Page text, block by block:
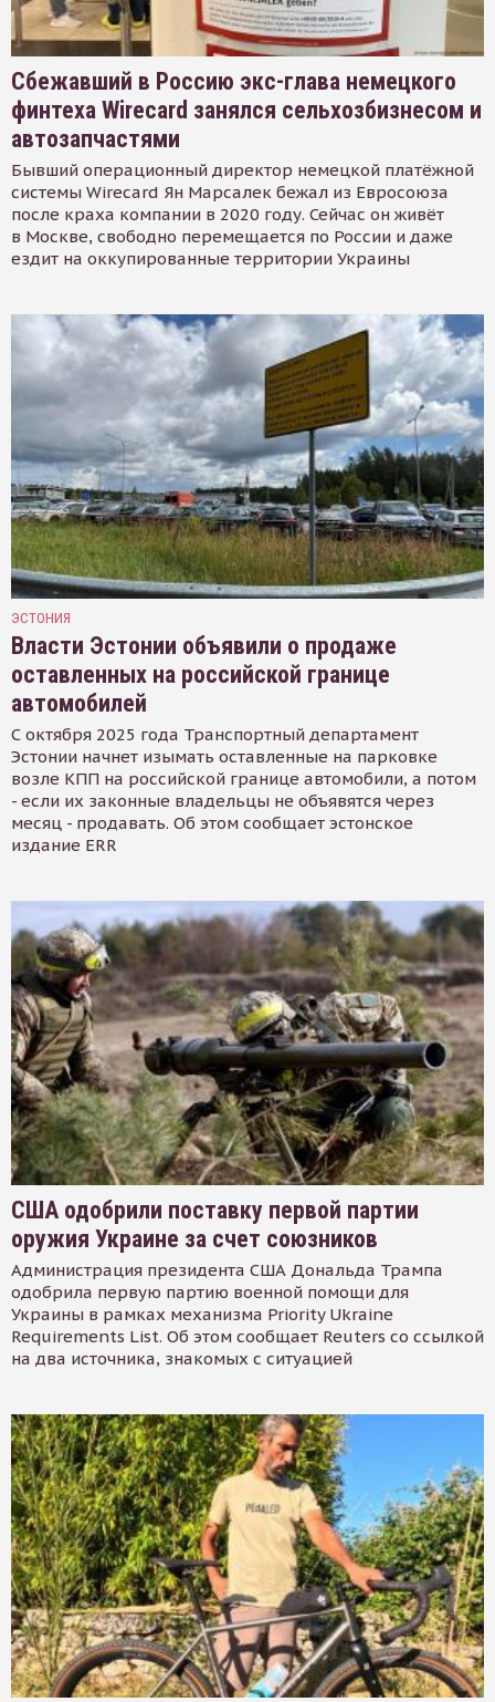
Сбежавший в Россию экс-глава немецкого
финтеха Wirecard занялся сельхозбизнесом и
автозапчастями
Бывший операционный директор немецкой платёжной
системы Wirecard Ян Марсалек бежал из Евросоюза
после краха компании в 2020 году. Сейчас он живёт
в Москве, свободно перемещается по России и даже
ездит на оккупированные территории Украины
ЭСТОНИЯ
Власти Эстонии объявили о продаже
оставленных на российской границе
автомобилей
С октября 2025 года Транспортный департамент
Эстонии начнет изымать оставленные на парковке
возле КПП на российской границе автомобили, а потом
- если их законные владельцы не объявятся через
месяц - продавать. Об этом сообщает эстонское
издание ERR
США одобрили поставку первой партии
оружия Украине за счет союзников
Администрация президента США Дональда Трампа
одобрила первую партию военной помощи для
Украины в рамках механизма Priority Ukraine
Requirements List. Об этом сообщает Reuters со ссылкой
на два источника, знакомых с ситуацией